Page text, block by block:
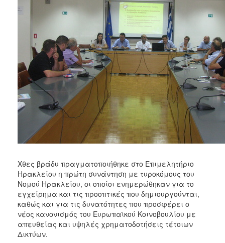
Χθες βράδυ πραγματοποιήθηκε στο Επιμελητήριο
Ηρακλείου η πρώτη συνάντηση με τυροκόμους του
Νομού Ηρακλείου, οι οποίοι ενημερώθηκαν για το
εγχείρημα και τις προοπτικές που δημιουργούνται,
καθώς και για τις δυνατότητες που προσφέρει ο
νέος κανονισμός του Ευρωπαϊκού Κοινοβουλίου με
απευθείας και υψηλές χρηματοδοτήσεις τέτοιων
Δικτύων.